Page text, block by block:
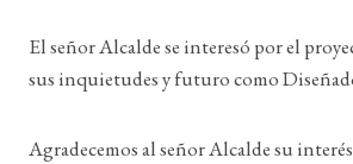
El señor Alcalde se interesó por el
sus inquietudes y futuro como
Agradecemos al señor Alcalde su